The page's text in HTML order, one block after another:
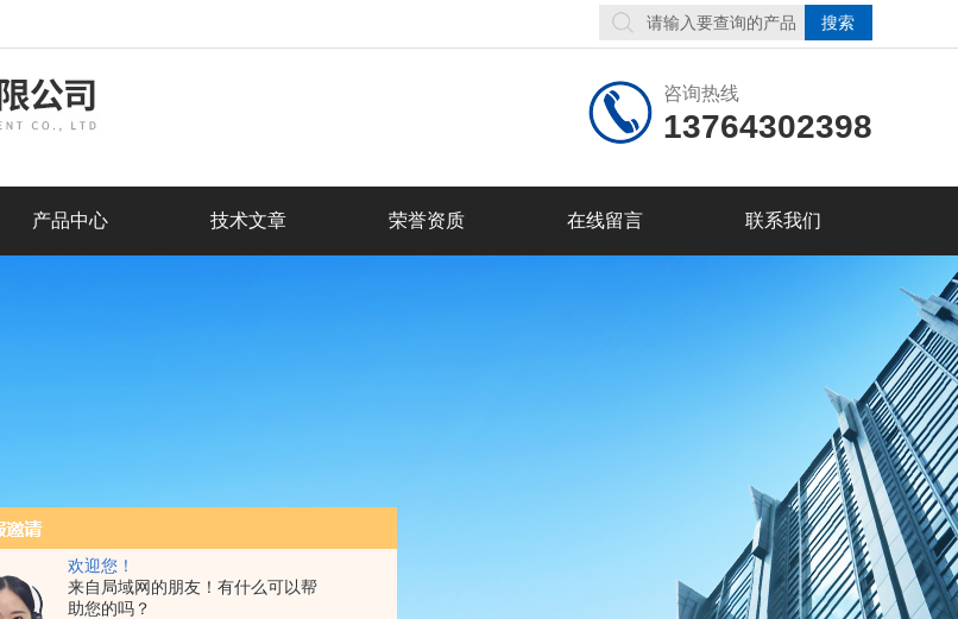
欢迎您！
来自局域网的朋友！有什么可以帮
助您的吗？
咨询热线
13764302398
产品中心 技术文章 荣誉资质 在线留言 联系我们